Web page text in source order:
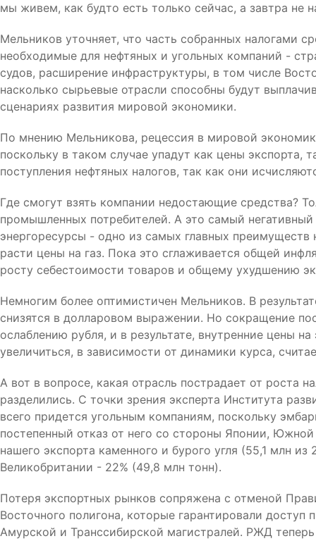
мы живем, как будто есть только сейчас, а завтра не
Мельников уточняет, что часть собранных налогами
необходимые для нефтяных и угольных компаний -
судов, расширение инфраструктуры, в том числе
насколько сырьевые отрасли способны будут
сценариях развития мировой экономики.
По мнению Мельникова, рецессия в мировой
поскольку в таком случае упадут как цены экспорта,
поступления нефтяных налогов, так как они
Где смогут взять компании недостающие средства?
промышленных потребителей. А это самый
энергоресурсы - одно из самых главных
расти цены на газ. Пока это сглаживается общей
росту себестоимости товаров и общему ухудшению
Немногим более оптимистичен Мельников. В
снизятся в долларовом выражении. Но сокращение
ослаблению рубля, и в результате, внутренние цены
увеличиться, в зависимости от динамики курса,
А вот в вопросе, какая отрасль пострадает от роста
разделились. С точки зрения эксперта Института
всего придется угольным компаниям, поскольку
постепенный отказ от него со стороны Японии,
нашего экспорта каменного и бурого угля (55,1 млн
Великобритании - 22% (49,8 млн тонн).
Потеря экспортных рынков сопряжена с отменой
Восточного полигона, которые гарантировали доступ
Амурской и Транссибирской магистралей. РЖД